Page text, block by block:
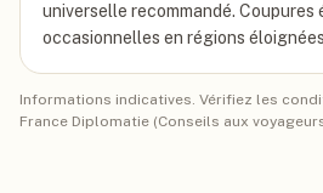
universelle recommandé. Coupures
occasionnelles en régions
Informations indicatives. Vérifiez les
France Diplomatie (Conseils aux